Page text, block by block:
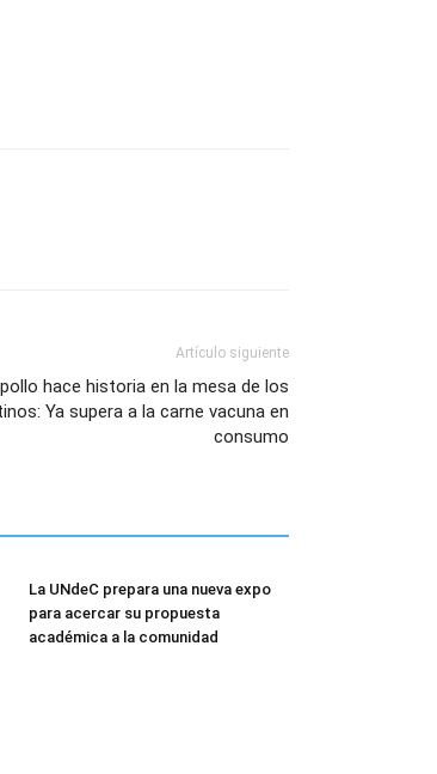
Artículo siguiente
hace historia en la mesa de los
Ya supera a la carne vacuna en
consumo
La UNdeC prepara una nueva expo
para acercar su propuesta
académica a la comunidad